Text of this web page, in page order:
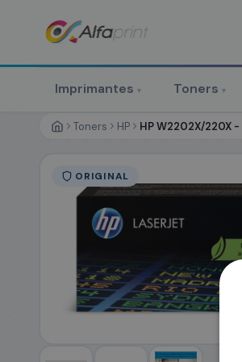
Imprimantes ▾ Toners ▾
Toners HP HP W2202X/220X
ORIGINAL
Prévoyez & économisez
personnalisé
RÉFÉRENCE DU PRODUIT
FRÉQUENCE*
DATE DE PREMIÈRE LIVRAISON